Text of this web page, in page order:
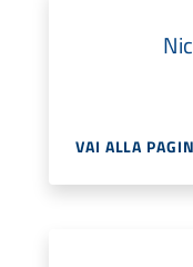
VAI ALLA